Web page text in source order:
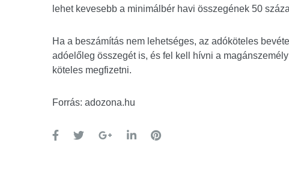
lehet kevesebb a minimálbér havi összegének 50
Ha a beszámítás nem lehetséges, az adóköteles
adóelőleg összegét is, és fel kell hívni a
köteles megfizetni.
Forrás: adozona.hu